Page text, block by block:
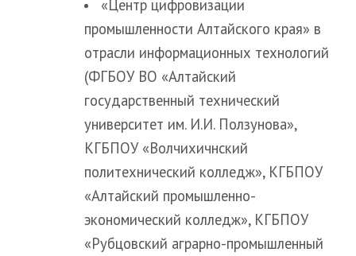
«Центр цифровизации
промышленности Алтайского края» в
отрасли информационных технологий
(ФГБОУ ВО «Алтайский
государственный технический
университет им. И.И. Ползунова»,
КГБПОУ «Волчихичнский
политехнический колледж», КГБПОУ
«Алтайский промышленно-
экономический колледж», КГБПОУ
«Рубцовский аграрно-промышленный